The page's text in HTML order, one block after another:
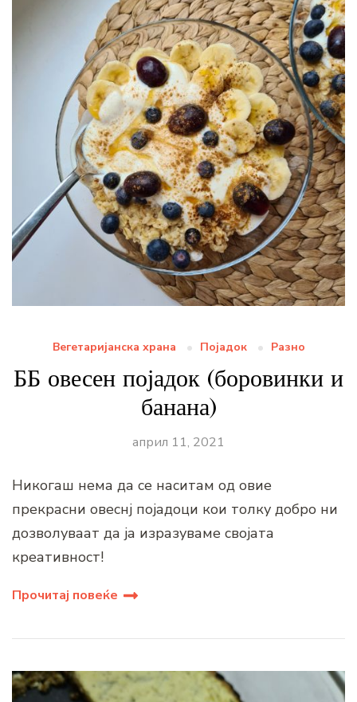
Вегетаријанска храна Појадок Разно
ББ овесен појадок (боровинки и
банана)
април 11, 2021
Никогаш нема да се наситам од овие
прекрасни овеснј појадоци кои толку добро ни
дозволуваат да ја изразуваме својата
креативност!
Прочитај повеќе